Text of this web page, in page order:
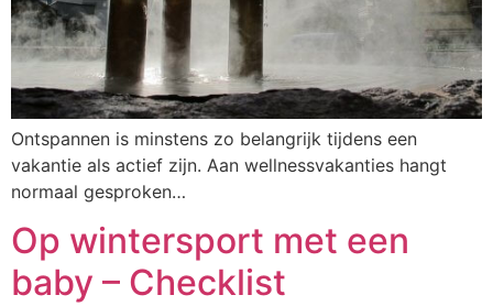
Ontspannen is minstens zo belangrijk tijdens een
vakantie als actief zijn. Aan wellnessvakanties hangt
normaal gesproken…
Op wintersport met een
baby – Checklist